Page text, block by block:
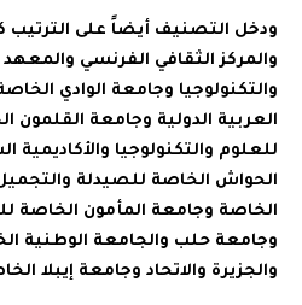
ودخل التصنيف أيضاً على الترتيب
والمركز الثقافي الفرنسي
والتكنولوجيا وجامعة الوادي
العربية الدولية وجامعة القلمون
للعلوم والتكنولوجيا والأكاديمية
الحواش الخاصة للصيدلة
الخاصة وجامعة المأمون الخاصة
وجامعة حلب والجامعة الوطنية
والجزيرة والاتحاد وجامعة إيبلا